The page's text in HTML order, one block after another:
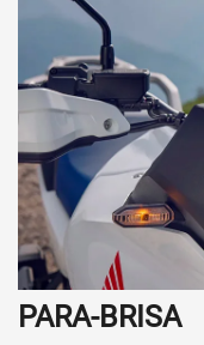
PARA-BRISA